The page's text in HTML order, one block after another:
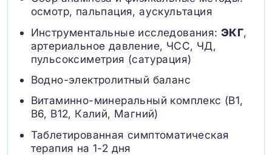
осмотр, пальпация, аускультация
Инструментальные исследования: ЭКГ,
артериальное давление, ЧСС, ЧД,
пульсоксиметрия (сатурация)
Водно-электролитный баланс
Витаминно-минеральный комплекс (B1,
B6, В12, Калий, Магний)
Таблетированная симптоматическая
терапия на 1-2 дня